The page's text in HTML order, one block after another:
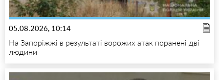
05.08.2026, 10:14
На Запоріжжі в результаті ворожих атак поранені дві
людини